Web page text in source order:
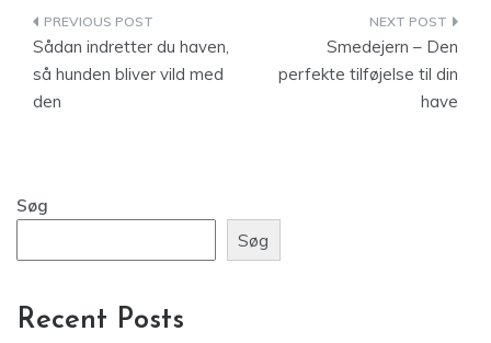
Indlægsnavigation
Sådan indretter du haven,
så hunden bliver vild med
den
Smedejern – Den
perfekte tilføjelse til din
have
Søg
Søg
Recent Posts